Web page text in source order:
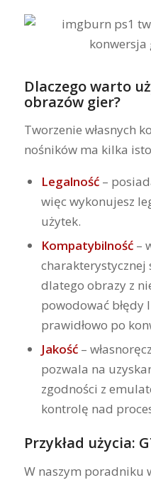
Dlaczego warto
obrazów gier?
Tworzenie własnych
nośników ma kilka
Legalność–
więc wykonujesz
użytek.
Kompatybilność–
dlatego obrazy z
powodować błędy
prawidłowo po
Jakość–
pozwala na
zgodności z
kontrolę nad
Przykład użycia:
W naszym poradniku